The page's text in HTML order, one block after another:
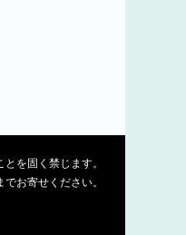
を固く禁じます。
お寄せください。